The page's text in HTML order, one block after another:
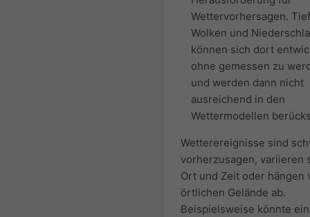
Wettervorhersagen.
Wolken und
können sich dort
ohne gemessen zu
und werden dann nicht
ausreichend in den
Wettermodellen
Wetterereignisse sind
vorherzusagen, variieren
Ort und Zeit oder hängen
örtlichen Gelände ab.
Beispielsweise könnte